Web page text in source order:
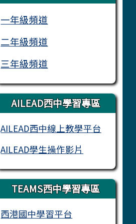
一年級頻道
二年級頻道
三年級頻道
AILEAD西中學習專區
AILEAD西中線上教學平台
AILEAD學生操作影片
TEAMS西中學習專區
西港國中學習平台